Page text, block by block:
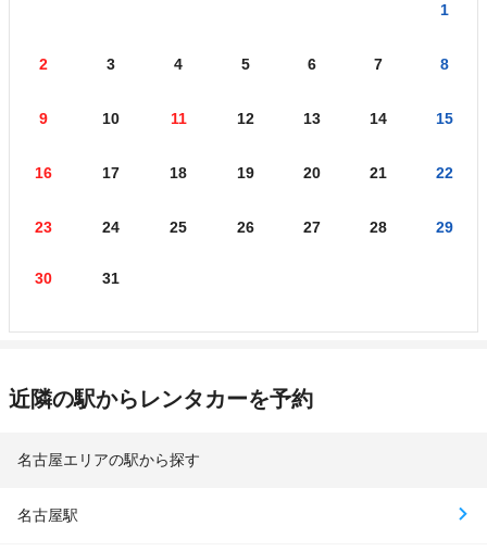
1
2 3 4 5 6 7 8
9 10 11 12 13 14 15
16 17 18 19 20 21 22
23 24 25 26 27 28 29
30 31
近隣の駅からレンタカーを予約
名古屋エリアの駅から探す
名古屋駅